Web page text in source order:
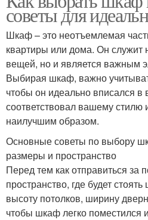
советы для
Шкаф – это неотъемлемая
квартиры или дома. Он служит
вещей, но и является важным
Выбирая шкаф, важно
чтобы он идеально вписался в
соответствовал вашему
наилучшим образом.
Основные советы по выбору
размеры и пространство
Перед тем как отправиться за
пространство, где будет
высоту потолков, ширину
чтобы шкаф легко